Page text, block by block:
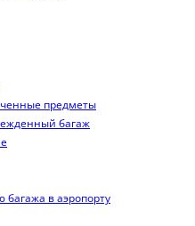
предметы
багаж
в аэропорту